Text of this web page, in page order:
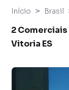
Início Brasil
2 Comerciais
Vitoria ES